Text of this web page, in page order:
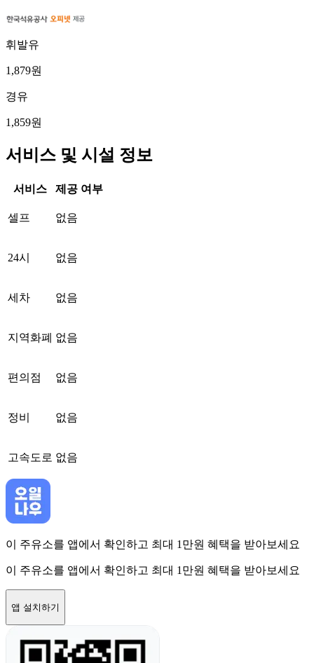
휘발유
1,879원
경유
1,859원
서비스 및 시설 정보
서비스 제공 여부
셀프 없음
24시 없음
세차 없음
지역화폐 없음
편의점 없음
정비 없음
고속도로 없음
이 주유소를 앱에서 확인하고 최대 1만원 혜택을 받아보세요
이 주유소를 앱에서 확인하고 최대 1만원 혜택을 받아보세요
앱 설치하기